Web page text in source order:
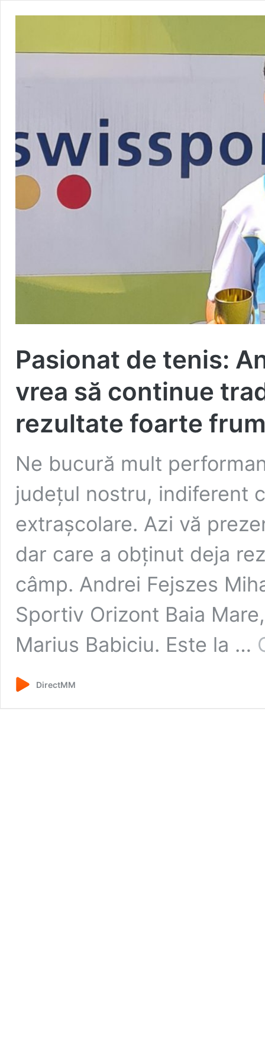
Pasionat de tenis:
vrea să continue
rezultate foarte
Ne bucură mult
județul nostru, indiferent
extrașcolare. Azi vă
dar care a obținut deja
câmp. Andrei Fejszes
Sportiv Orizont Baia
Marius Babiciu. Este la …
DirectMM